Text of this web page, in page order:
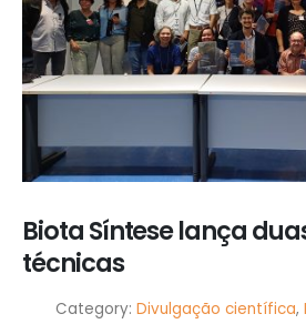
Biota Síntese lança
técnicas
Category: Divulgação científica,